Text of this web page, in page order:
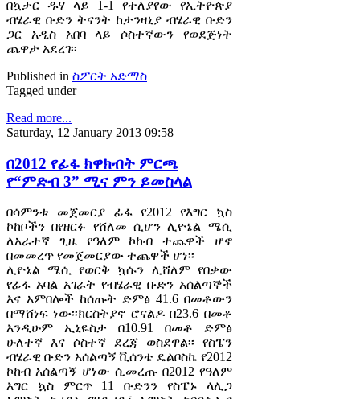
በኳታር ዱሃ ላይ 1-1 የተለያየው የኢትዮጵያ
ብሄራዊ ቡድን ትናንት ከታንዛኒያ ብሄራዊ ቡድን
ጋር አዲስ አበባ ላይ ሶስተኛውን የወደጅነት
ጨዋታ አደረገ፡፡
Published in ስፖርት አድማስ
Tagged under
Read more...
Saturday, 12 January 2013 09:58
በ2012 የፊፋ ክዋክብት ምርጫ
የ“ምድብ 3” ሚና ምን ይመስላል
በሳምንቱ መጀመርያ ፊፋ የ2012 የእግር ኳስ
ኮከቦችን በየዘርፉ የሸለመ ሲሆን ሊዮኔል ሜሲ
ለአራተኛ ጊዜ የዓለም ኮከብ ተጨዋች ሆኖ
በመመረጥ የመጀመርያው ተጨዋች ሆነ፡፡
ሊዮኔል ሜሲ የወርቅ ኳሱን ሊሸለም የበቃው
የፊፋ አባል አገራት የብሄራዊ ቡድን አሰልጣኞች
እና አምበሎች ከሰጡት ድምፅ 41.6 በመቶውን
በማሸነፍ ነው፡፡ክርስትያኖ ሮናልዶ በ23.6 በመቶ
እንዲሁም ኢኒዬስታ በ10.91 በመቶ ድምፅ
ሁለተኛ እና ሶስተኛ ደረጃ ወስደዋል፡፡ የስፔን
ብሄራዊ ቡድን አሰልጣኝ ቪሰንቴ ዴልቦስኬ የ2012
ኮከብ አሰልጣኝ ሆነው ሲመረጡ በ2012 የዓለም
እግር ኳስ ምርጥ 11 ቡድንን የስፔኑ ላሊጋ